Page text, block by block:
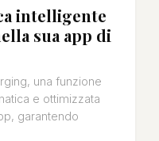
intelligente
sua app di
una funzione
e ottimizzata
garantendo